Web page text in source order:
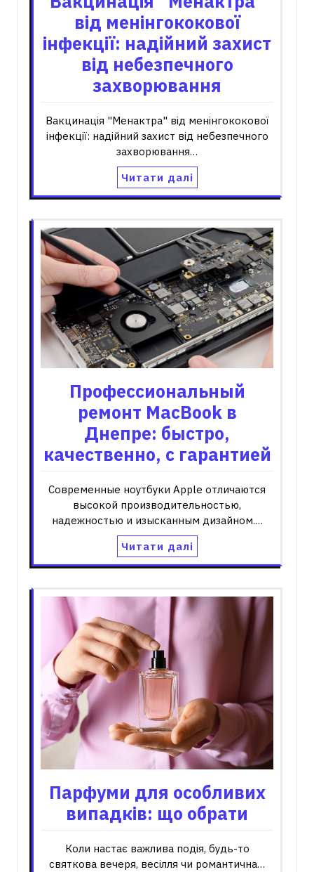
від менінгококової
інфекції: надійний захист
від небезпечного
захворювання
Вакцинація "Менактра" від менінгококової
інфекції: надійний захист від небезпечного
захворювання…
Читати далі
Профессиональный
ремонт MacBook в
Днепре: быстро,
качественно, с гарантией
Современные ноутбуки Apple отличаются
высокой производительностью,
надежностью и изысканным дизайном.…
Читати далі
Парфуми для особливих
випадків: що обрати
Коли настає важлива подія, будь-то
святкова вечеря, весілля чи романтична…